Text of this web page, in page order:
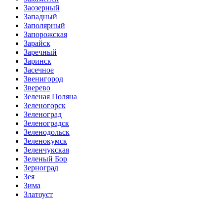
Заозерный
Западный
Заполярный
Запорожская
Зарайск
Заречный
Заринск
Засечное
Звенигород
Зверево
Зеленая Поляна
Зеленогорск
Зеленоград
Зеленоградск
Зеленодольск
Зеленокумск
Зеленчукская
Зеленый Бор
Зерноград
Зея
Зима
Златоуст